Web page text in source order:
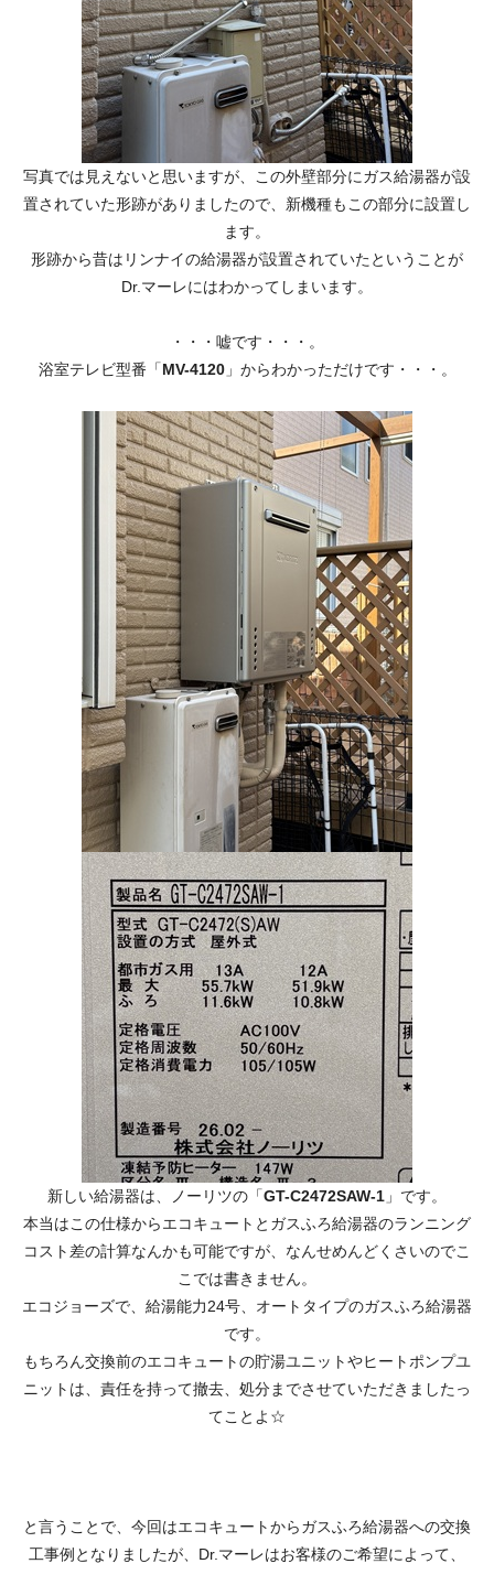
写真では見えないと思いますが、この外壁部分にガス給湯器が設
置されていた形跡がありましたので、新機種もこの部分に設置し
ます。
形跡から昔はリンナイの給湯器が設置されていたということが
Dr.マーレにはわかってしまいます。
・・・嘘です・・・。
浴室テレビ型番「MV-4120」からわかっただけです・・・。
新しい給湯器は、ノーリツの「GT-C2472SAW-1 」です。
本当はこの仕様からエコキュートとガスふろ給湯器のランニング
コスト差の計算なんかも可能ですが、なんせめんどくさいのでこ
こでは書きません。
エコジョーズで、給湯能力24号、オートタイプのガスふろ給湯器
です。
もちろん交換前のエコキュートの貯湯ユニットやヒートポンプユ
ニットは、責任を持って撤去、処分までさせていただきましたっ
てことよ☆
と言うことで、今回はエコキュートからガスふろ給湯器への交換
工事例となりましたが、Dr.マーレはお客様のご希望によって、